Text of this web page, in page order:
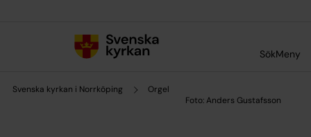
SökMeny
Svenska kyrkan i Norrköping Orgel